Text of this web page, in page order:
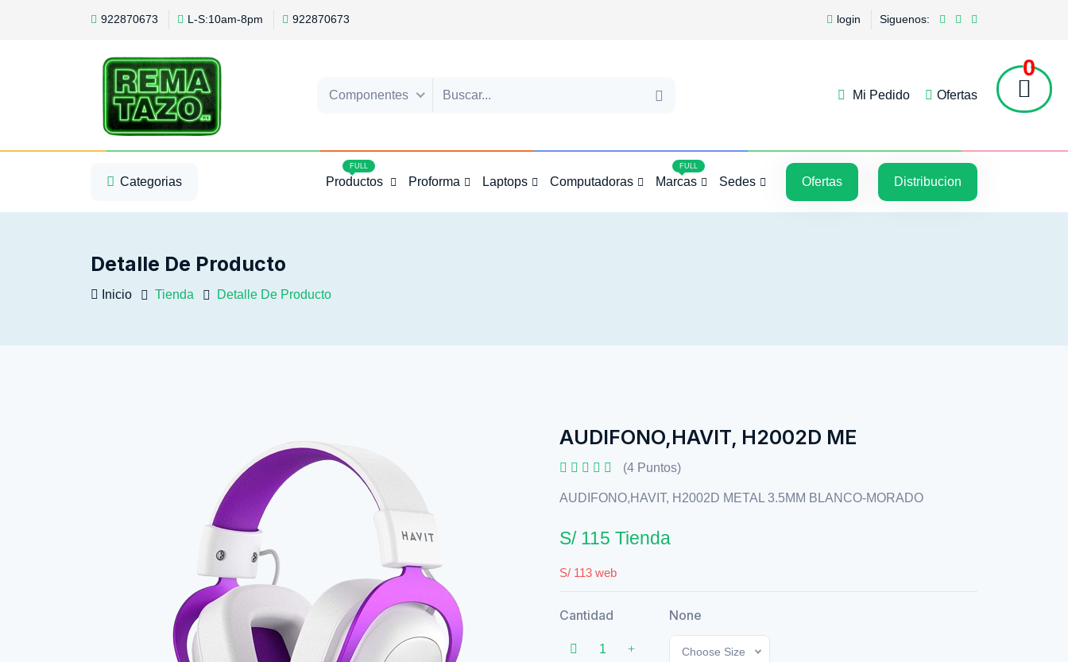
922870673 L-S:10am-8pm 922870673 login Siguenos:
Componentes Mi Pedido Ofertas
0
5
Categorias
Productos
FULL
Proforma Laptops Computadoras Marcas
FULL
Sedes Ofertas Distribucion
Detalle De Producto
Inicio Tienda Detalle De Producto
AUDIFONO,HAVIT, H2002D ME
(4 Puntos)
AUDIFONO,HAVIT, H2002D METAL 3.5MM BLANCO-MORADO
S/ 115 Tienda
S/ 113 web
Cantidad None
Choose Size